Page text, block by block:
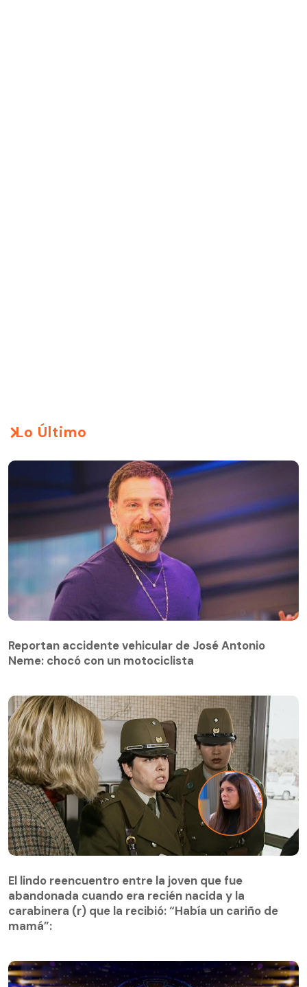
Lo Último
Reportan accidente vehicular de José Antonio
Neme: chocó con un motociclista
abandonada cuando era recién nacida y la
carabinera (r) que la recibió: “Había un cariño de
mamá”:
El lindo reencuentro entre la joven que fue
abandonada cuando era recién nacida y la
carabinera (r) que la recibió: “Había un cariño de
mamá”: